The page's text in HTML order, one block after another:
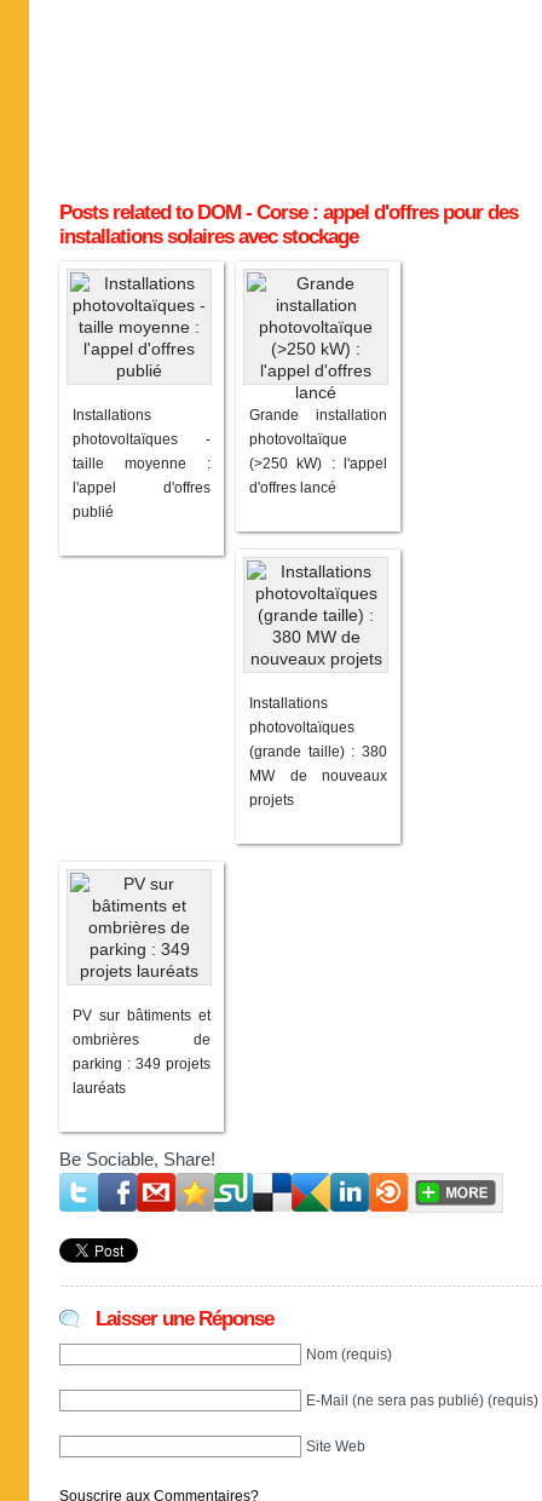
Posts related to DOM - Corse : appel d'offres pour des
installations solaires avec stockage
Installations
photovoltaïques -
taille moyenne :
l'appel d'offres
publié
Grande installation
photovoltaïque
(>250 kW) : l'appel
d'offres lancé
Installations
photovoltaïques
(grande taille) : 380
MW de nouveaux
projets
PV sur bâtiments et
ombrières de
parking : 349 projets
lauréats
Be Sociable, Share!
Laisser une Réponse
Nom (requis)
E-Mail (ne sera pas publié) (requis)
Site Web
Souscrire aux Commentaires?